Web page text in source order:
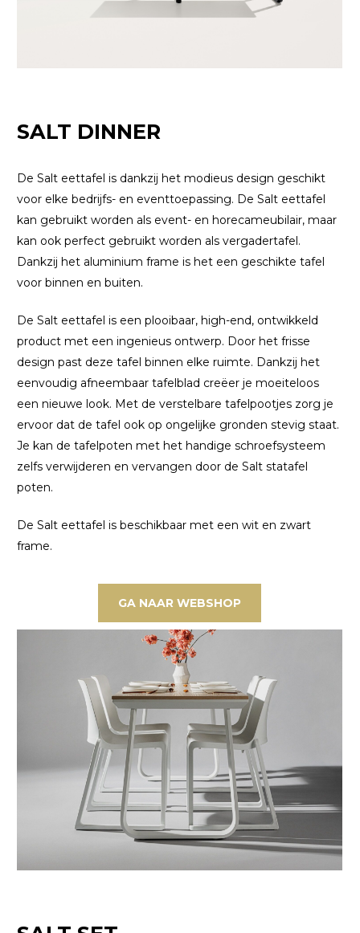
SALT DINNER
De Salt eettafel is dankzij het modieus design geschikt
voor elke bedrijfs- en eventtoepassing. De Salt eettafel
kan gebruikt worden als event- en horecameubilair, maar
kan ook perfect gebruikt worden als vergadertafel.
Dankzij het aluminium frame is het een geschikte tafel
voor binnen en buiten.
De Salt eettafel is een plooibaar, high-end, ontwikkeld
product met een ingenieus ontwerp. Door het frisse
design past deze tafel binnen elke ruimte. Dankzij het
eenvoudig afneembaar tafelblad creëer je moeiteloos
een nieuwe look. Met de verstelbare tafelpootjes zorg je
ervoor dat de tafel ook op ongelijke gronden stevig staat.
Je kan de tafelpoten met het handige schroefsysteem
zelfs verwijderen en vervangen door de Salt statafel
poten.
De Salt eettafel is beschikbaar met een wit en zwart
frame.
GA NAAR WEBSHOP